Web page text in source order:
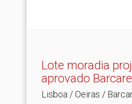
Lote moradia
aprovado
Lisboa / Oeiras /